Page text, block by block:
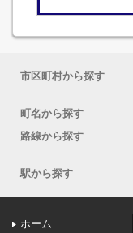
市区町村から探す
町名から探す
路線から探す
駅から探す
ホーム